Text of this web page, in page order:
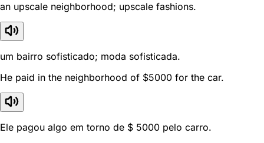
an upscale neighborhood; upscale fashions.
um bairro sofisticado; moda sofisticada.
He paid in the neighborhood of $5000 for the car.
Ele pagou algo em torno de $ 5000 pelo carro.